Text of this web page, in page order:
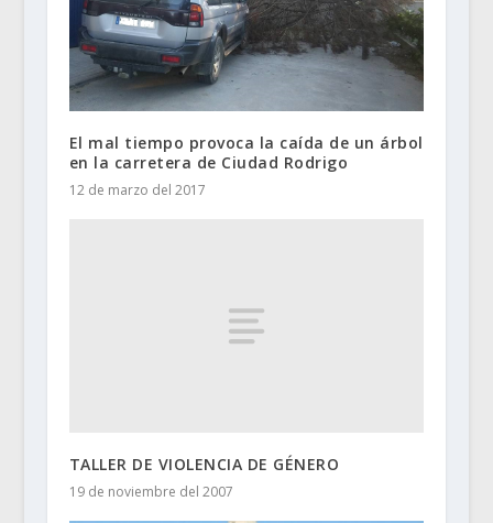
El mal tiempo provoca la caída de un árbol
en la carretera de Ciudad Rodrigo
12 de marzo del 2017
TALLER DE VIOLENCIA DE GÉNERO
19 de noviembre del 2007